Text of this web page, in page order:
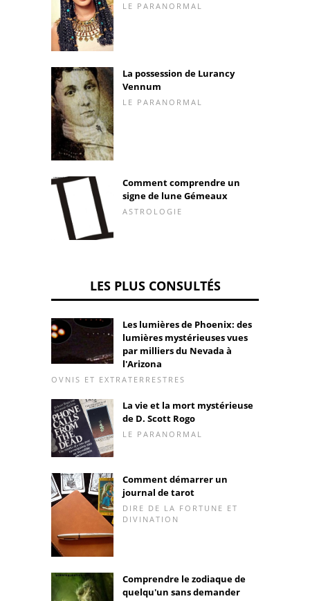
LE PARANORMAL
La possession de Lurancy
Vennum
LE PARANORMAL
Comment comprendre un
signe de lune Gémeaux
ASTROLOGIE
LES PLUS CONSULTÉS
Les lumières de Phoenix: des
lumières mystérieuses vues
par milliers du Nevada à
l'Arizona
OVNIS ET EXTRATERRESTRES
La vie et la mort mystérieuse
de D. Scott Rogo
LE PARANORMAL
Comment démarrer un
journal de tarot
DIRE DE LA FORTUNE ET
DIVINATION
Comprendre le zodiaque de
quelqu'un sans demander